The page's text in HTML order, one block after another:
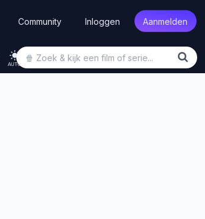
Community Inloggen Aanmelden
AUTO